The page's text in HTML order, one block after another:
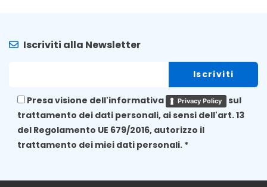
Iscriviti alla Newsletter
Presa visione dell'informativa Privacy Policy
sul
trattamento dei dati personali, ai sensi dell'art. 13
del Regolamento UE 679/2016, autorizzo il
trattamento dei miei dati personali. *